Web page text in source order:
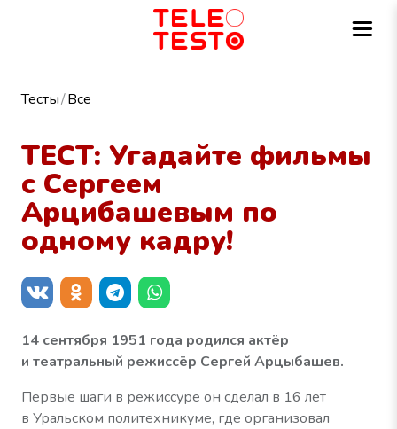
Тесты Все
ТЕСТ: Угадайте фильмы
с Сергеем
Арцибашевым по
одному кадру!
14 сентября 1951 года родился актёр
и театральный режиссёр Сергей Арцыбашев.
Первые шаги в режиссуре он сделал в 16 лет
в Уральском политехникуме, где организовал